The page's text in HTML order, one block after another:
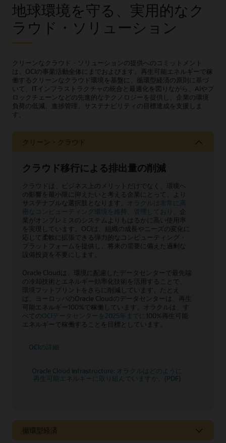
地球環境を守る、実用的なク
ラウド・ソリューション
クリーンなクラウド・ソリューションの提供へのコミットメント
は、OCIの事業活動全体にまでおよびます。再生可能エネルギーで稼
働するクリーンなクラウド環境を基盤に、循環型経済の原則に基づ
いて、ITインフラストラクチャの統合と最適化を図りながら、AIやブ
ロックチェーンなどの先進的なテクノロジーを提供し、企業の環境
負荷の低減、進捗管理、サステナビリティの目標達成を支援しま
す。
クリーン・クラウド
クラウド移行による排出量の削減
クラウドは、ビジネス上のメリットだけでなく、環境へ
の影響を最小限に抑えたいと考える企業にとって、より
サステナブルな選択肢となります。
オラクルは非常に高
密なコンピューティング環境を維持、管理しており
、企
業がオンプレミスのシステムよりもはるかに高い使用率
を実現しています。OCIは、組織の成長やニーズの変化に
応じて柔軟に拡張できる弾力的なコンピューティング・
プラットフォームを提供し、将来の需要に備えた過剰な
設備投資を不要にします。
Oracle Cloudは、環境に配慮したデータセンターで最先端
の冷却技術とエネルギー効率化技術を活用することで、
環境フットプリントをさらに削減しています。たとえ
ば、ヨーロッパのOracle Cloudのデータセンターは、再生
可能エネルギー100%で稼働しています。オラクルは、す
べてのOCIデータセンターを2025年までに 100%再生可能
エネルギーで稼働することを目標としています。
OCIの詳細
Oracle Cloud Infrastructure: オラクルはどのように
再生可能エネルギーに取り組んでいますか。(PDF)
循環型経済